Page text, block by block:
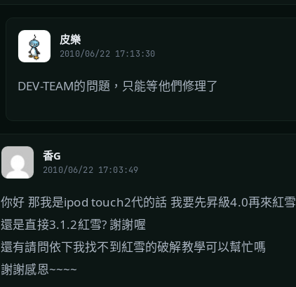
皮樂
2010/06/22 17:13:30
DEV-TEAM的問題，只能等他們修理了
香G
2010/06/22 17:03:49
你好 那我是ipod touch2代的話 我要先昇級4.0再來紅雪
還是直接3.1.2紅雪? 謝謝喔
還有請問依下我找不到紅雪的破解教學可以幫忙嗎
謝謝感恩~~~~